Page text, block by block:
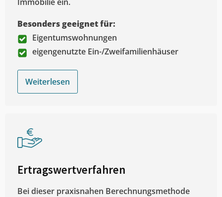
Besonders geeignet für:
Eigentumswohnungen
eigengenutzte Ein-/Zweifamilienhäuser
Weiterlesen
Ertragswertverfahren
Bei dieser praxisnahen Berechnungsmethode